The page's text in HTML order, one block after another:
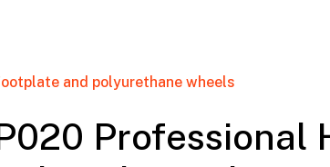
and polyurethane wheels
Professional